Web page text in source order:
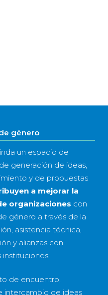
género
un espacio de
generación de ideas,
y de propuestas
a mejorar la
organizaciones con
género a través de la
asistencia técnica,
y alianzas con
de encuentro,
intercambio de ideas